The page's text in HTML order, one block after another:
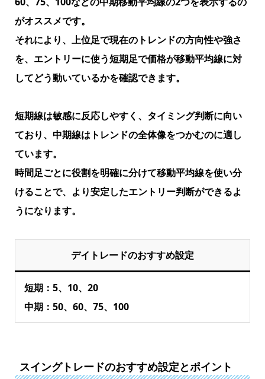
がオススメです。
それにより、上位足で現在のトレンドの方向性や強さ
を、エントリーに使う短期足で価格が移動平均線に対
してどう動いているかを確認できます。
短期線は敏感に反応しやすく、タイミング判断に向い
ており、 中期線はトレンドの全体像をつかむのに適し
ています。
時間足ごとに役割を明確に分けて移動平均線を使い分
けることで、より安定したエントリー判断ができるよ
うになります。
デイトレードのおすすめ設定
短期：5、10、20
中期：50、60、75、100
スイングトレードのおすすめ設定とポイント